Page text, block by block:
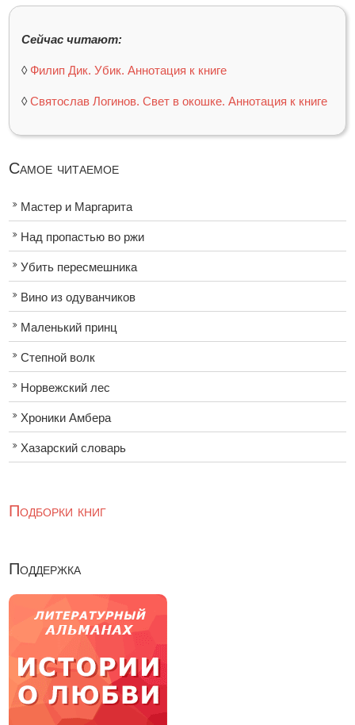
Сейчас читают:
◊ Филип Дик. Убик. Аннотация к книге
◊Святослав Логинов. Свет в окошке. Аннотация к книге
Самое читаемое
Мастер и Маргарита
Над пропастью во ржи
Убить пересмешника
Вино из одуванчиков
Маленький принц
Степной волк
Норвежский лес
Хроники Амбера
Хазарский словарь
Подборки книг
Поддержка